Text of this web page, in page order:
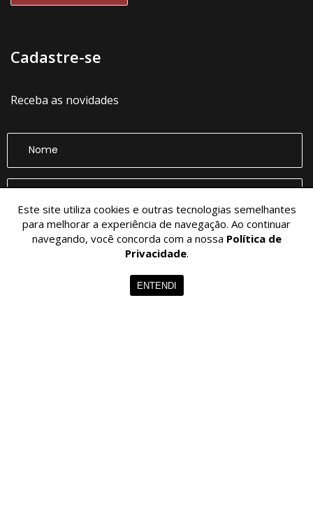
Cadastre-se
Receba as novidades
CADASTRAR
Este site utiliza cookies e outras tecnologias semelhantes
para melhorar a experiência de navegação. Ao continuar
navegando, você concorda com a nossa Política de
Privacidade.
ENTENDI